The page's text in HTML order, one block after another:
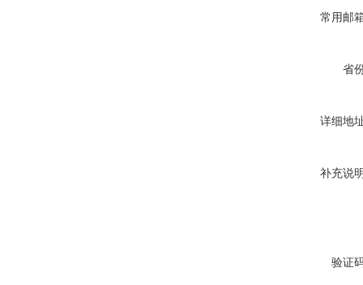
常用邮
省
详细地
补充说
验证